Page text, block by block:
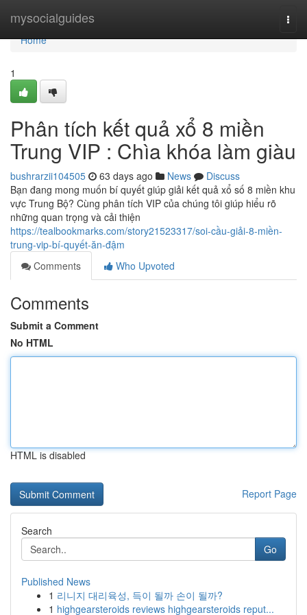
mysocialguides
Home
Home
1
Phân tích kết quả xổ 8 miền
Trung VIP : Chìa khóa làm giàu
bushrarzii104505 63 days ago News
Discuss
Bạn đang mong muốn bí quyết giúp giải kết quả xổ số 8 miền khu
vực Trung Bộ? Cùng phân tích VIP của chúng tôi giúp hiểu rõ
những quan trọng và cải thiện
https://tealbookmarks.com/story21523317/soi-cầu-giải-8-miền-
trung-vip-bí-quyết-ăn-đậm
Comments
Who Upvoted
Comments
Submit a Comment
No HTML
HTML is disabled
Report Page
Search
Go
Published News
1 리니지 대리육성, 득이 될까 손이 될까?
1 highgearsteroids reviews highgearsteroids reput...